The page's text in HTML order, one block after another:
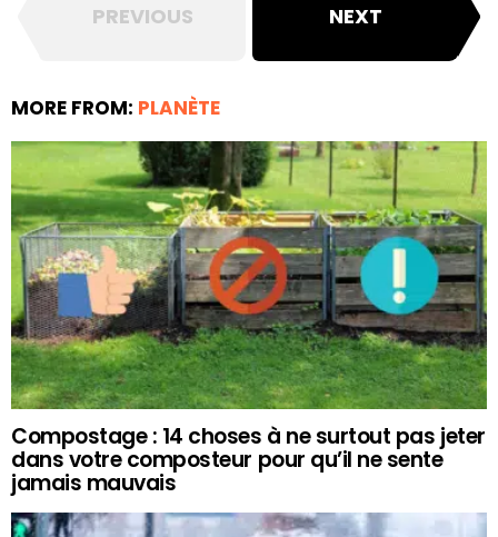
PREVIOUS NEXT
MORE FROM: PLANÈTE
Compostage : 14 choses à ne surtout pas jeter
dans votre composteur pour qu’il ne sente
jamais mauvais